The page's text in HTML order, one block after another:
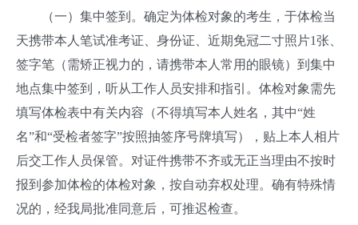
（一）集中签到。确定为体检对象的考生，于体检当
天携带本人笔试准考证、身份证、近期免冠二寸照片1张、
签字笔（需矫正视力的，请携带本人常用的眼镜）到集中
地点集中签到，听从工作人员安排和指引。体检对象需先
填写体检表中有关内容（不得填写本人姓名，其中“姓
名”和“受检者签字”按照抽签序号牌填写），贴上本人相片
后交工作人员保管。对证件携带不齐或无正当理由不按时
报到参加体检的体检对象，按自动弃权处理。确有特殊情
况的，经我局批准同意后，可推迟检查。